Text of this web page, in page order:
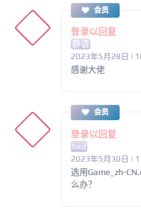
会员
登录以回复
静语
2023年5月28日 |
感谢大佬
会员
登录以回复
hxd
2023年5月30日 |
选用Game_zh-
么办？